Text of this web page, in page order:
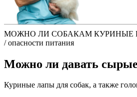
МОЖНО ЛИ СОБАКАМ КУРИНЫЕ
/ опасности питания
Можно ли давать сырые
Куриные лапы для собак, а также